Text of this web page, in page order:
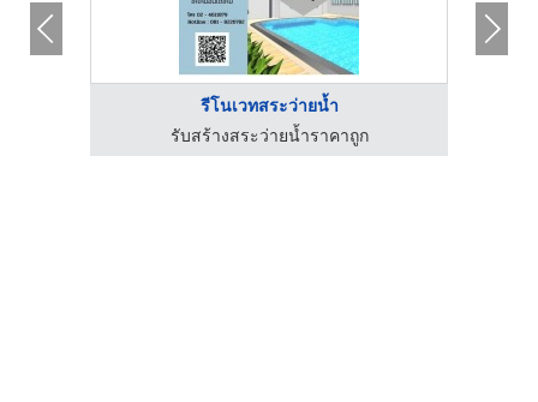
รีโนเวทสระว่ายน้ำ
รับสร้างสระว่ายน้ำราคาถูก